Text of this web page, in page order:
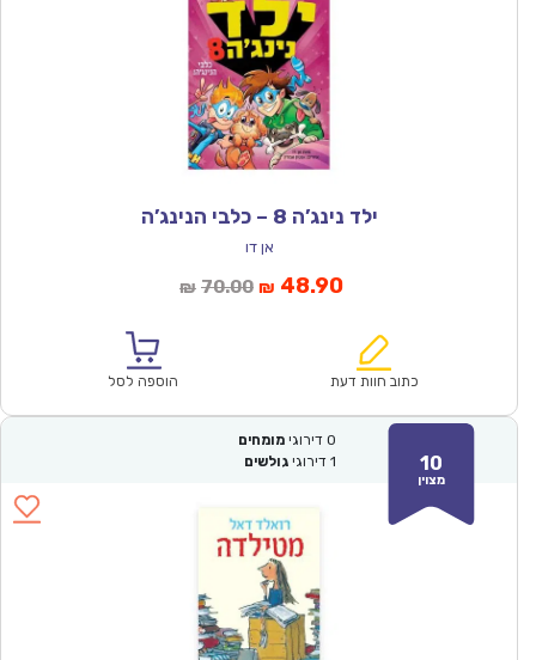
ילד נינג’ה 8 – כלבי הנינג’ה
אן דו
₪ 70.00המחיר
₪70.00.
₪ 48.90המחיר
הוא:
כתוב חוות דעת הוספה לסל
10
מצוין
0 דירוגי מומחים
1 דירוגי גולשים